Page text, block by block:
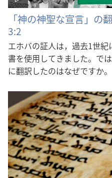
「神の神聖な宣言」の
3:2
エホバの証人は，過去1世
書を使用してきました。で
に翻訳したのはなぜですか。